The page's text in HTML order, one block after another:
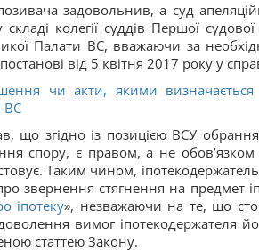
задовольнив, а суд
колегії суддів Першої
Палати ВС, вважаючи за
від 5 квітня 2017 року у
чи акти, якими
ВС
що згідно із позицією ВСУ
спору, є правом, а не
Таким чином,
звернення стягнення на предмет
іпотеку», незважаючи на те, що
вимог іпотекодержателя
статтею Закону.